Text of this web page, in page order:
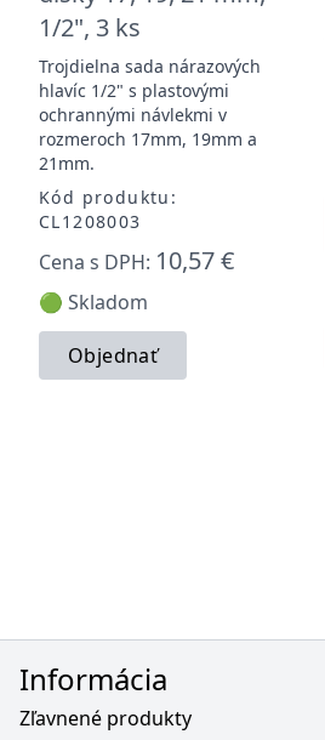
1/2", 3 ks
Trojdielna sada nárazových
hlavíc 1/2" s plastovými
ochrannými návlekmi v
rozmeroch 17mm, 19mm a
21mm.
Kód produktu:
CL1208003
Cena s DPH: 10,57 €
🟢 Skladom
Objednať
Informácia
Zľavnené produkty